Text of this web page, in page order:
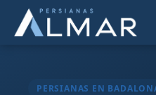
PERSIANAS EN